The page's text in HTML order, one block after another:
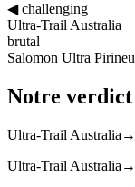
◀challenging
Ultra-Trail Australia
brutal
Salomon Ultra Pirineu
Notre verdict
Ultra-Trail Australia →
Ultra-Trail Australia →